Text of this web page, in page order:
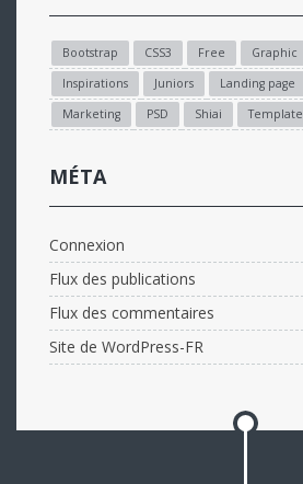
Bootstrap CSS3 Free Graphic
Inspirations
Juniors Landing page
Marketing
PSD Shiai Template
MÉTA
Connexion
Flux des publications
Flux des commentaires
Site de WordPress-FR